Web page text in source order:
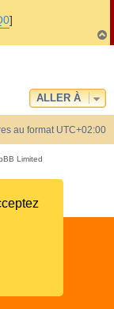
]
a
ALLER À
au format UTC+02:00
Limited